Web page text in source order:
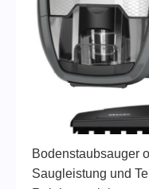
Bodenstaubsauger
Saugleistung und